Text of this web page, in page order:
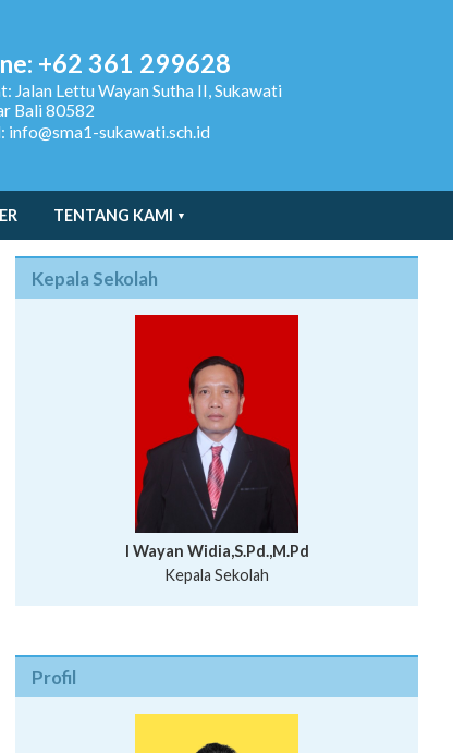
+62 361 299628
Jalan Lettu Wayan Sutha II, Sukawati
Bali 80582
info@sma1-sukawati.sch.id
TENTANG KAMI
Kepala Sekolah
I Wayan Widia,S.Pd.,M.Pd
Kepala Sekolah
Profil